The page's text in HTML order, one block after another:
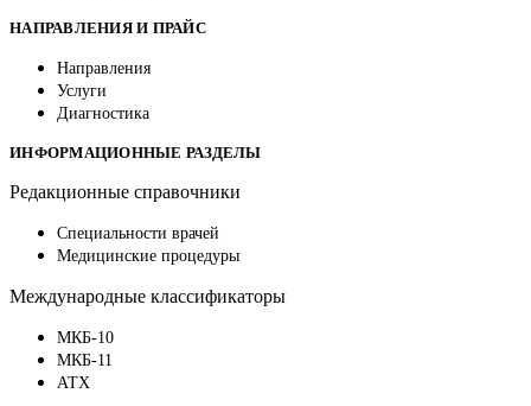
НАПРАВЛЕНИЯ И ПРАЙС
Направления
Услуги
Диагностика
ИНФОРМАЦИОННЫЕ РАЗДЕЛЫ
Редакционные справочники
Специальности врачей
Медицинские процедуры
Международные классификаторы
МКБ-10
МКБ-11
АТХ